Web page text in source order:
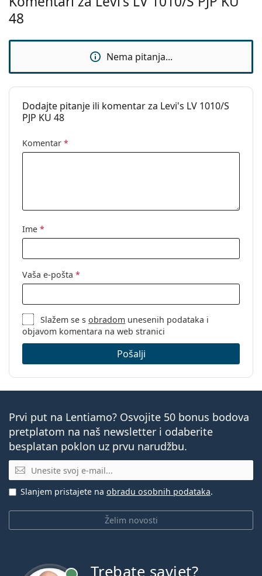
Upotreba:
Moda
48
Nema pitanja...
Dodajte pitanje ili komentar za Levi's LV 1010/S
PJP KU 48
Komentar *
Ime *
Vaša e-pošta *
Slažem se sobradom unesenih podataka i
objavom komentara na web stranici
Pošalji
Prvi put na Lentiamo? Osvojite 50 bonus bodova
pretplatom na naš newsletter i odaberite
besplatan poklon uz prvu narudžbu.
E-mail
Želim novosti
Slanjem pristajete na obradu osobnih podataka.
Trebate savjet?